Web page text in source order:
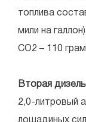
топлива
мили на
СО2 – 110
Вторая
2,0-литровый
лошадиных